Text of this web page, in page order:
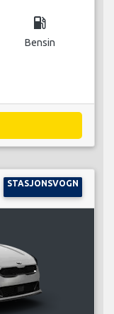
local_gas_station
Bensin
STASJONSVOGN